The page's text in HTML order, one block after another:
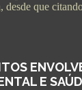
desde que
E